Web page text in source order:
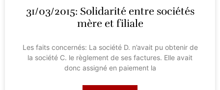
31/03/2015: Solidarité entre sociétés
mère et filiale
Les faits concernés: La société D. n’avait pu obtenir de
la société C. le règlement de ses factures. Elle avait
donc assigné en paiement la